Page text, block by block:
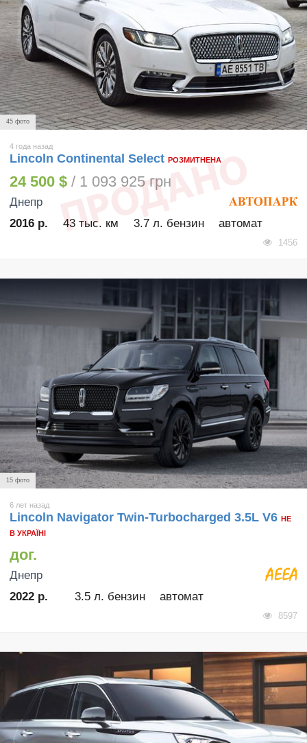
45 фото
4 года назад
Lincoln Continental Select РОЗМИТНЕНА
24 500 $ / 1 093 925 грн
Днепр
2016 р.
43 тыс. км 3.7 л. бензин автомат
1456
15 фото
6 лет назад
Lincoln Navigator Twin-Turbocharged 3.5L V6 НЕ
В УКРАЇНІ
дог.
Днепр
2022 р.
3.5 л. бензин автомат
8597